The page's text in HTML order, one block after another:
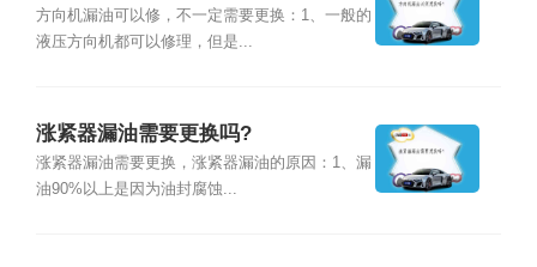
方向机漏油可以修，不一定需要更换：1、一般的
液压方向机都可以修理，但是...
涨紧器漏油需要更换吗?
涨紧器漏油需要更换，涨紧器漏油的原因：1、漏
油90%以上是因为油封腐蚀...